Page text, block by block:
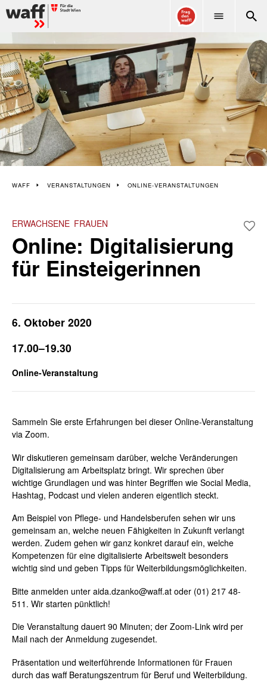
WAFF VERANSTALTUNGEN ONLINE-VERANSTALTUNGEN
ERWACHSENE FRAUEN
Online: Digitalisierung
für Einsteigerinnen
6. Oktober 2020
17.00–19.30
Online-Veranstaltung
Sammeln Sie erste Erfahrungen bei dieser Online-Veranstaltung
via Zoom.
Wir diskutieren gemeinsam darüber, welche Veränderungen
Digitalisierung am Arbeitsplatz bringt. Wir sprechen über
wichtige Grundlagen und was hinter Begriffen wie Social Media,
Hashtag, Podcast und vielen anderen eigentlich steckt.
Am Beispiel von Pflege- und Handelsberufen sehen wir uns
gemeinsam an, welche neuen Fähigkeiten in Zukunft verlangt
werden. Zudem gehen wir ganz konkret darauf ein, welche
Kompetenzen für eine digitalisierte Arbeitswelt besonders
wichtig sind und geben Tipps für Weiterbildungsmöglichkeiten.
Bitte anmelden unter aida.dzanko@waff.at oder (01) 217 48-
511. Wir starten pünktlich!
Die Veranstaltung dauert 90 Minuten; der Zoom-Link wird per
Mail nach der Anmeldung zugesendet.
Präsentation und weiterführende Informationen für Frauen
durch das waff Beratungszentrum für Beruf und Weiterbildung.